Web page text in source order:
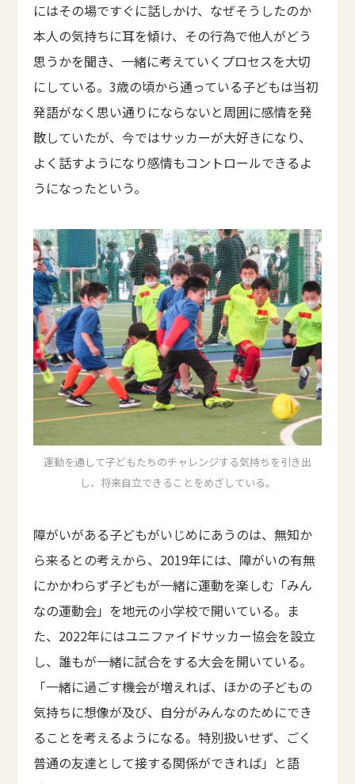
にはその場ですぐに話しかけ、なぜそうしたのか
本人の気持ちに耳を傾け、その行為で他人がどう
思うかを聞き、一緒に考えていくプロセスを大切
にしている。3歳の頃から通っている子どもは当初
発語がなく思い通りにならないと周囲に感情を発
散していたが、今ではサッカーが大好きになり、
よく話すようになり感情もコントロールできるよ
うになったという。
運動を通して子どもたちのチャレンジする気持ちを引き出
し、将来自立できることをめざしている。
障がいがある子どもがいじめにあうのは、無知か
ら来るとの考えから、2019年には、障がいの有無
にかかわらず子どもが一緒に運動を楽しむ「みん
なの運動会」を地元の小学校で開いている。ま
た、2022年にはユニファイドサッカー協会を設立
し、誰もが一緒に試合をする大会を開いている。
「一緒に過ごす機会が増えれば、ほかの子どもの
気持ちに想像が及び、自分がみんなのためにでき
ることを考えるようになる。特別扱いせず、ごく
普通の友達として接する関係ができれば」と語